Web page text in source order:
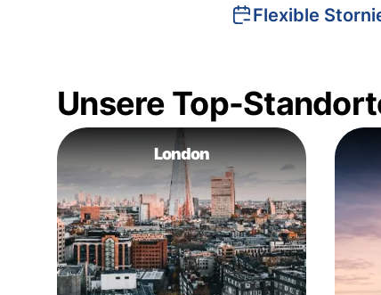
Flexible
Unsere Top-
London